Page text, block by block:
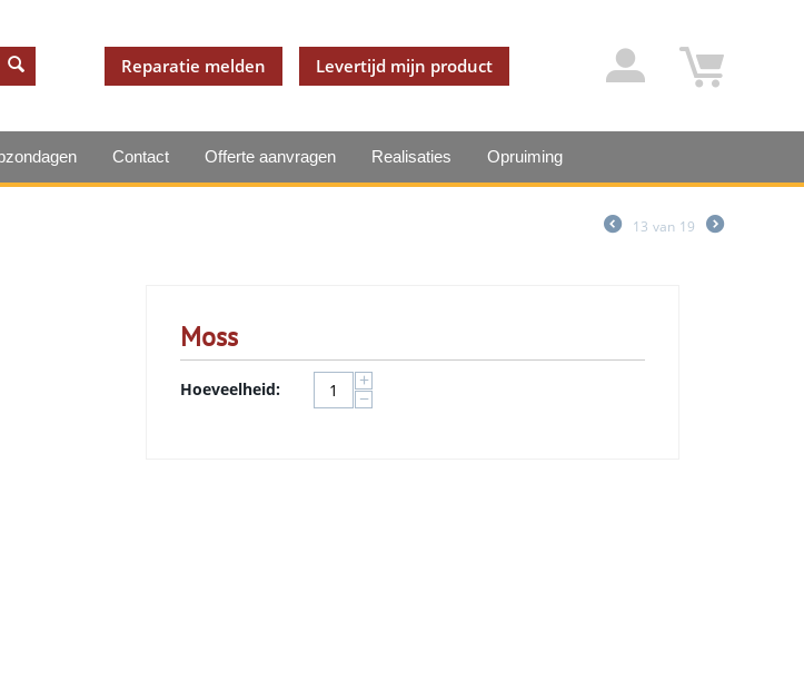
Reparatie melden Levertijd mijn product
Contact Offerte aanvragen Realisaties Opruiming
13 van 19
Moss
Hoeveelheid: +
−